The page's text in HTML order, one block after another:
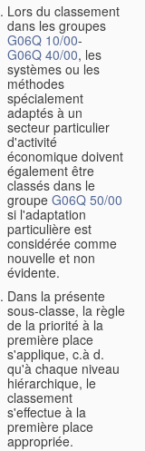
Lors du classement
dans les groupes
G06Q 10/00-
G06Q 40/00, les
systèmes ou les
méthodes
spécialement
adaptés à un
secteur particulier
d'activité
économique doivent
également être
classés dans le
groupe G06Q 50/00
si l'adaptation
particulière est
considérée comme
nouvelle et non
évidente.
Dans la présente
sous-classe, la règle
de la priorité à la
première place
s'applique, c.à d.
qu'à chaque niveau
hiérarchique, le
classement
s'effectue à la
première place
appropriée.